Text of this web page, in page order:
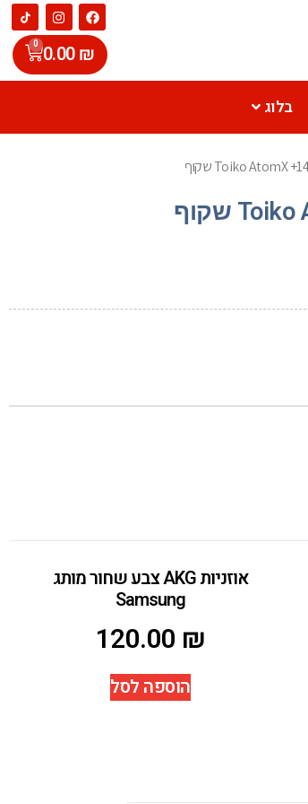
0.00₪
0
בלוג
אוזניות AKG צבע שחור מותג
Samsung
120.00 ₪
הוספה לסל